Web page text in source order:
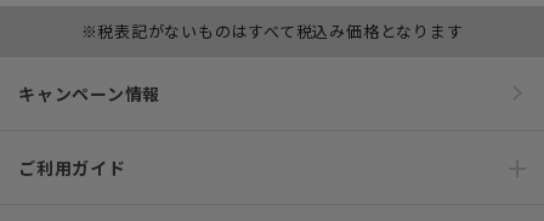
※税表記がないものはすべて税込み価格となります
キャンペーン情報
ご利用ガイド